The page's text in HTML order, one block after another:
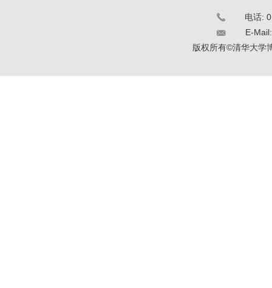
电话:
E-
版权所有©清华大学